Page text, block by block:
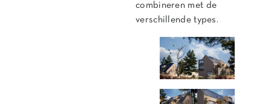
combineren met de
verschillende types.